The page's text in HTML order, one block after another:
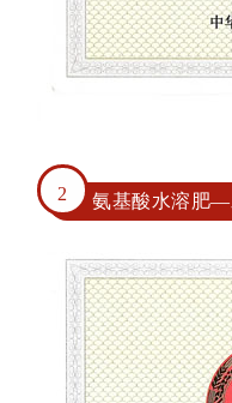
2 氨基酸水溶肥